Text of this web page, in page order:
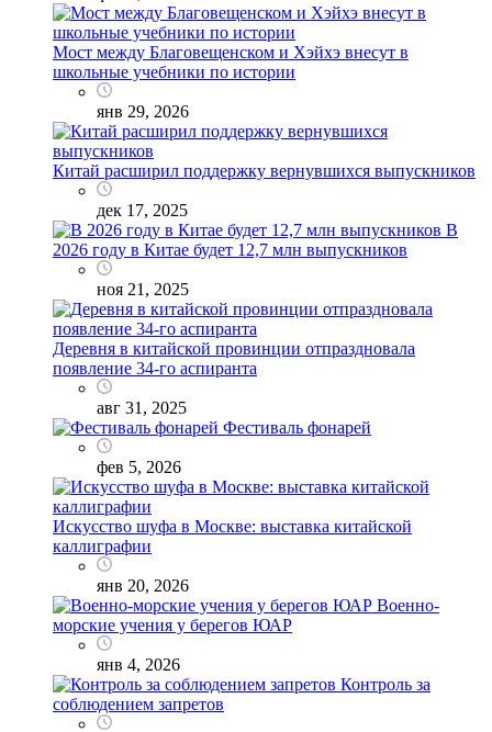
Мост между Благовещенском и Хэйхэ внесут в
школьные учебники по истории
янв 29, 2026
Китай расширил поддержку вернувшихся выпускников
дек 17, 2025
В
2026 году в Китае будет 12,7 млн выпускников
ноя 21, 2025
Деревня в китайской провинции отпраздновала
появление 34-го аспиранта
авг 31, 2025
Фестиваль фонарей
фев 5, 2026
Искусство шуфа в Москве: выставка китайской
каллиграфии
янв 20, 2026
Военно-
морские учения у берегов ЮАР
янв 4, 2026
Контроль за
соблюдением запретов